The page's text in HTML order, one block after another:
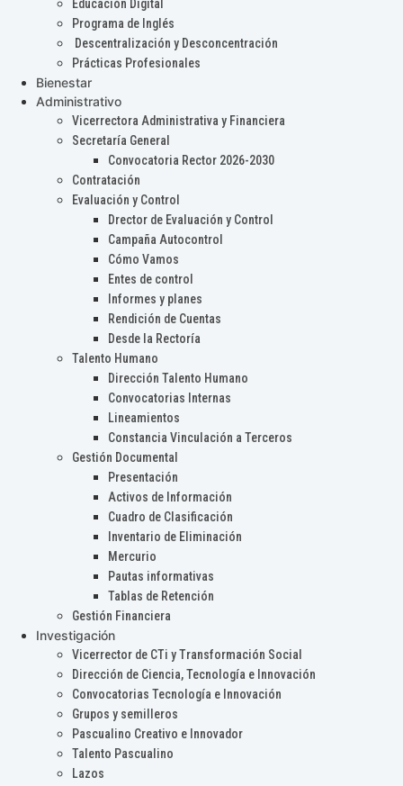
Educación Digital
Programa de Inglés
Descentralización y Desconcentración
Prácticas Profesionales
Bienestar
Administrativo
Vicerrectora Administrativa y Financiera
Secretaría General
Convocatoria Rector 2026-2030
Contratación
Evaluación y Control
Drector de Evaluación y Control
Campaña Autocontrol
Cómo Vamos
Entes de control
Informes y planes
Rendición de Cuentas
Desde la Rectoría
Talento Humano
Dirección Talento Humano
Convocatorias Internas
Lineamientos
Constancia Vinculación a Terceros
Gestión Documental
Presentación
Activos de Información
Cuadro de Clasificación
Inventario de Eliminación
Mercurio
Pautas informativas
Tablas de Retención
Gestión Financiera
Investigación
Vicerrector de CTi y Transformación Social
Dirección de Ciencia, Tecnología e Innovación
Convocatorias Tecnología e Innovación
Grupos y semilleros
Pascualino Creativo e Innovador
Talento Pascualino
Lazos